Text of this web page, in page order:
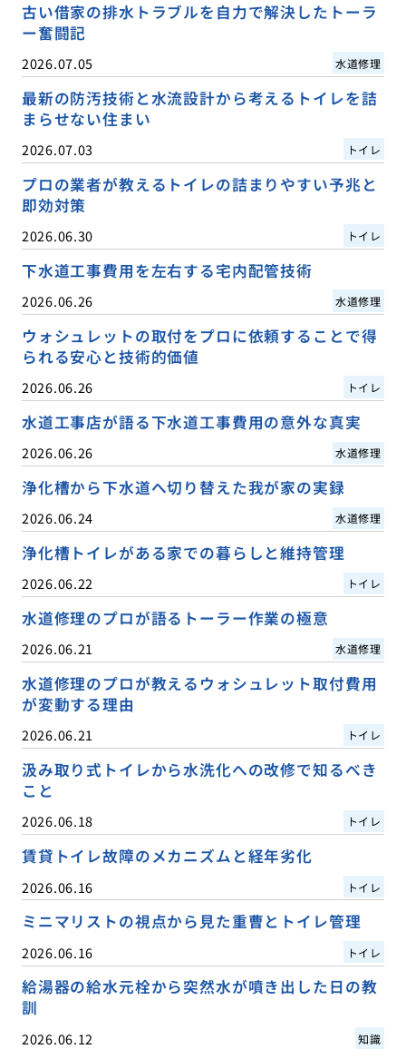
古い借家の排水トラブルを自力で解決したトーラ
ー奮闘記
2026.07.05 水道修理
最新の防汚技術と水流設計から考えるトイレを詰
まらせない住まい
2026.07.03 トイレ
プロの業者が教えるトイレの詰まりやすい予兆と
即効対策
2026.06.30 トイレ
下水道工事費用を左右する宅内配管技術
2026.06.26 水道修理
ウォシュレットの取付をプロに依頼することで得
られる安心と技術的価値
2026.06.26 トイレ
水道工事店が語る下水道工事費用の意外な真実
2026.06.26 水道修理
浄化槽から下水道へ切り替えた我が家の実録
2026.06.24 水道修理
浄化槽トイレがある家での暮らしと維持管理
2026.06.22 トイレ
水道修理のプロが語るトーラー作業の極意
2026.06.21 水道修理
水道修理のプロが教えるウォシュレット取付費用
が変動する理由
2026.06.21 トイレ
汲み取り式トイレから水洗化への改修で知るべき
こと
2026.06.18 トイレ
賃貸トイレ故障のメカニズムと経年劣化
2026.06.16 トイレ
ミニマリストの視点から見た重曹とトイレ管理
2026.06.16 トイレ
給湯器の給水元栓から突然水が噴き出した日の教
訓
2026.06.12 知識